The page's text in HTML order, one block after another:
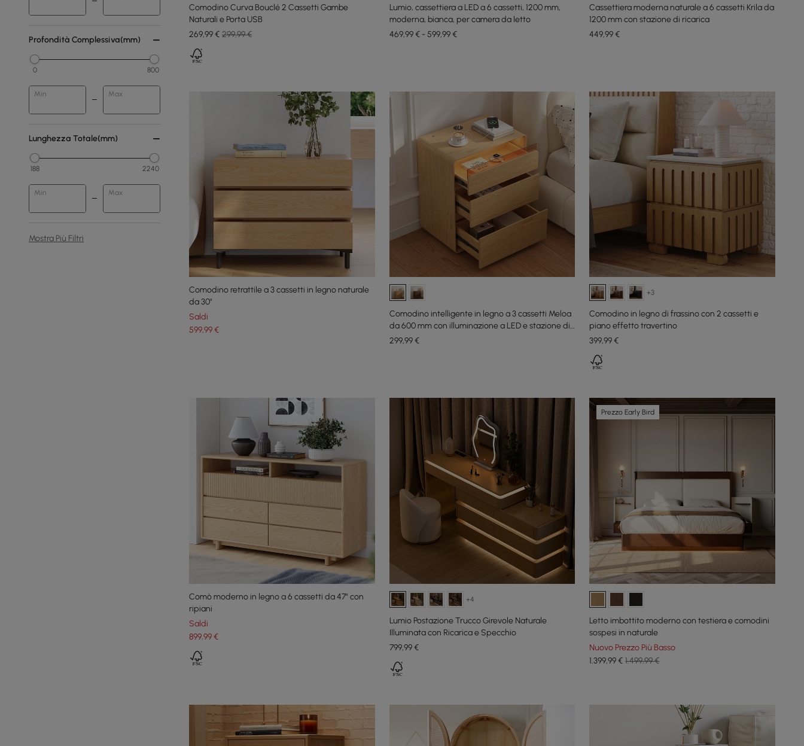
Profondità Complessiva(mm)
0 800
Min Max
Lunghezza Totale(mm)
188 2240
Min Max
Mostra Più Filtri
Comodino Curva Bouclé 2 Cassetti Gambe
Naturali e Porta USB
269,99€ 299,99 €
Lumio, cassettiera a LED a 6 cassetti, 1200 mm,
moderna, bianca, per camera da letto
469,99 € - 599,99 €
Cassettiera moderna naturale a 6 cassetti Krila da
1200 mm con stazione di ricarica
449,99€
Comodino retrattile a 3 cassetti in legno naturale
da 30"
Saldi
599,99€
Comodino intelligente in legno a 3 cassetti Meloa
da 600 mm con illuminazione a LED e stazione di
ricarica
299,99€
+3
Comodino in legno di frassino con 2 cassetti e
piano effetto travertino
399,99€
Comò moderno in legno a 6 cassetti da 47" con
ripiani
Saldi
899,99€
+4
Lumio Postazione Trucco Girevole Naturale
Illuminata con Ricarica e Specchio
799,99€
Prezzo Early Bird
Letto imbottito moderno con testiera e comodini
sospesi in naturale
Nuovo Prezzo Più Basso
1.399,99€ 1.499,99 €